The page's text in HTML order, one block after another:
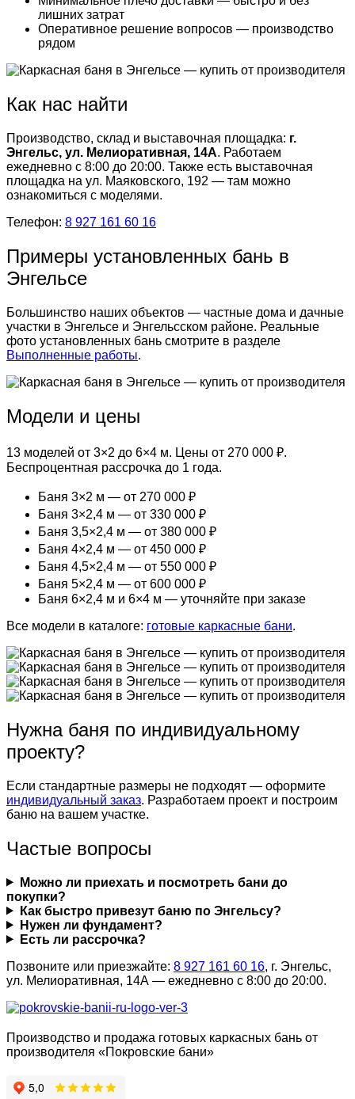
лишних затрат
Оперативное решение вопросов — производство
рядом
Как нас найти
Производство, склад и выставочная площадка: г.
Энгельс, ул. Мелиоративная, 14А. Работаем
ежедневно с 8:00 до 20:00. Также есть выставочная
площадка на ул. Маяковского, 192 — там можно
ознакомиться с моделями.
Телефон: 8 927 161 60 16
Примеры установленных бань в
Энгельсе
Большинство наших объектов — частные дома и дачные
участки в Энгельсе и Энгельсском районе. Реальные
фото установленных бань смотрите в разделе
Выполненные работы.
Модели и цены
13 моделей от 3×2 до 6×4 м. Цены от 270 000 ₽.
Беспроцентная рассрочка до 1 года.
Баня 3×2 м — от 270 000 ₽
Баня 3×2,4 м — от 330 000 ₽
Баня 3,5×2,4 м — от 380 000 ₽
Баня 4×2,4 м — от 450 000 ₽
Баня 4,5×2,4 м — от 550 000 ₽
Баня 5×2,4 м — от 600 000 ₽
Баня 6×2,4 м и 6×4 м — уточняйте при заказе
Все модели в каталоге: готовые каркасные бани.
Нужна баня по индивидуальному
проекту?
Если стандартные размеры не подходят — оформите
индивидуальный заказ. Разработаем проект и построим
баню на вашем участке.
Частые вопросы
Можно ли приехать и посмотреть бани до
покупки?
Как быстро привезут баню по Энгельсу?
Нужен ли фундамент?
Есть ли рассрочка?
Позвоните или приезжайте: 8 927 161 60 16, г. Энгельс,
ул. Мелиоративная, 14А — ежедневно с 8:00 до 20:00.
Производство и продажа готовых каркасных бань от
производителя «Покровские бани»